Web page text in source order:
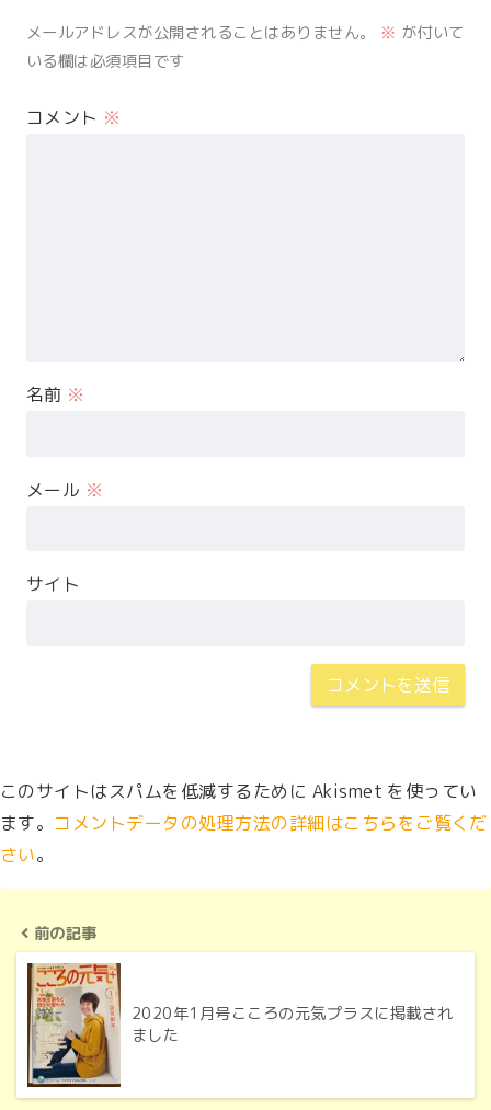
メールアドレスが公開されることはありません。 ※ が付いて
いる欄は必須項目です
コメント ※
名前 ※
メール ※
サイト
このサイトはスパムを低減するために Akismet を使ってい
ます。 コメントデータの処理方法の詳細はこちらをご覧くだ
さい。
前の記事
2020年1月号こころの元気プラスに掲載され
ました